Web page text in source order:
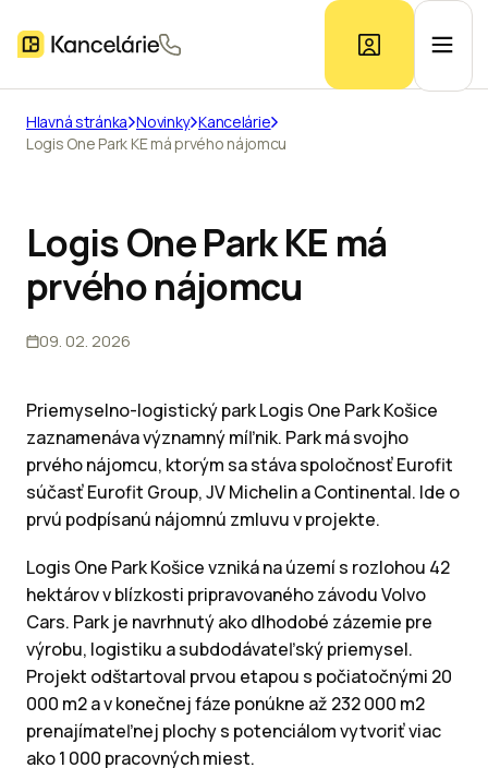
Ponuka kancelárií
Prieskum trhu
Kontakt
Hlavná stránka Novinky Kancelárie
Logis One Park KE má prvého nájomcu
Logis One Park KE má
prvého nájomcu
09. 02. 2026
Priemyselno-logistický park Logis One Park Košice
zaznamenáva významný míľnik. Park má svojho
prvého nájomcu, ktorým sa stáva spoločnosť Eurofit
súčasť Eurofit Group, JV Michelin a Continental. Ide o
prvú podpísanú nájomnú zmluvu v projekte.
Logis One Park Košice vzniká na území s rozlohou 42
hektárov v blízkosti pripravovaného závodu Volvo
Cars. Park je navrhnutý ako dlhodobé zázemie pre
výrobu, logistiku a subdodávateľský priemysel.
Projekt odštartoval prvou etapou s počiatočnými 20
000 m2 a v konečnej fáze ponúkne až 232 000 m2
prenajímateľnej plochy s potenciálom vytvoriť viac
ako 1 000 pracovných miest.